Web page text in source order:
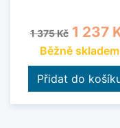
Běžná cena
1 375 Kč Cena
1 237
Běžně skladem
Přidat do